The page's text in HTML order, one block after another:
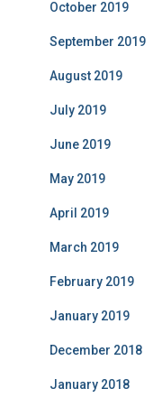
October 2019
September 2019
August 2019
July 2019
June 2019
May 2019
April 2019
March 2019
February 2019
January 2019
December 2018
January 2018